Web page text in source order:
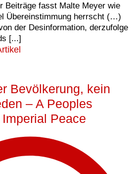
Beiträge fasst Malte Meyer wie
Übereinstimmung herrscht (…)
der Desinformation, derzufolge
[...]
Bevölkerung, kein
– A Peoples
Peace